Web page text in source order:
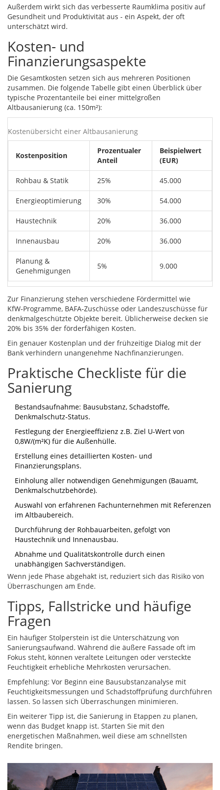
Außerdem wirkt sich das verbesserte Raumklima positiv auf
Gesundheit und Produktivität aus - ein Aspekt, der oft
unterschätzt wird.
Kosten- und
Finanzierungsaspekte
Die Gesamtkosten setzen sich aus mehreren Positionen
zusammen. Die folgende Tabelle gibt einen Überblick über
typische Prozentanteile bei einer mittelgroßen
Altbausanierung (ca. 150m²):
Kostenübersicht einer Altbausanierung
Kostenposition
Prozentualer
Anteil
Beispielwert
(EUR)
Rohbau & Statik 25% 45.000
Energieoptimierung 30% 54.000
Haustechnik 20% 36.000
Innenausbau 20% 36.000
Planung &
Genehmigungen
5% 9.000
Zur Finanzierung stehen verschiedene Fördermittel wie
KfW‑Programme, BAFA‑Zuschüsse oder Landeszuschüsse für
denkmalgeschützte Objekte bereit. Üblicherweise decken sie
20% bis 35% der förderfähigen Kosten.
Ein genauer Kostenplan und der frühzeitige Dialog mit der
Bank verhindern unangenehme Nachfinanzierungen.
Praktische Checkliste für die
Sanierung
Bestandsaufnahme: Bausubstanz, Schadstoffe,
Denkmalschutz‑Status.
Festlegung der Energieeffizienz z.B. Ziel U‑Wert von
0,8W/(m²K) für die Außenhülle.
Erstellung eines detaillierten Kosten‑ und
Finanzierungsplans.
Einholung aller notwendigen Genehmigungen (Bauamt,
Denkmalschutzbehörde).
Auswahl von erfahrenen Fachunternehmen mit Referenzen
im Altbaubereich.
Durchführung der Rohbauarbeiten, gefolgt von
Haustechnik und Innenausbau.
Abnahme und Qualitätskontrolle durch einen
unabhängigen Sachverständigen.
Wenn jede Phase abgehakt ist, reduziert sich das Risiko von
Überraschungen am Ende.
Tipps, Fallstricke und häufige
Fragen
Ein häufiger Stolperstein ist die Unterschätzung von
Sanierungsaufwand. Während die äußere Fassade oft im
Fokus steht, können veraltete Leitungen oder versteckte
Feuchtigkeit erhebliche Mehrkosten verursachen.
Empfehlung: Vor Beginn eine Bausubstanzanalyse mit
Feuchtigkeitsmessungen und Schadstoffprüfung durchführen
lassen. So lassen sich Überraschungen minimieren.
Ein weiterer Tipp ist, die Sanierung in Etappen zu planen,
wenn das Budget knapp ist. Starten Sie mit den
energetischen Maßnahmen, weil diese am schnellsten
Rendite bringen.